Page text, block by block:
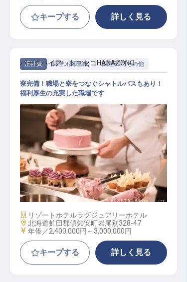
キープする 詳しく見る
正社員 調理（調理師） 調理部門その他
調理スタッフ
パークハイアットニセコHANAZONO
寮完備！職場と寮をつなぐシャトルバスもあり！
福利厚生の充実した職場です
施設業態
リゾートホテルラグジュアリーホテル
勤務地
北海道虻田郡倶知安町岩尾別328-47
給与
年俸／2,400,000円～ 3,000,000円
キープする 詳しく見る